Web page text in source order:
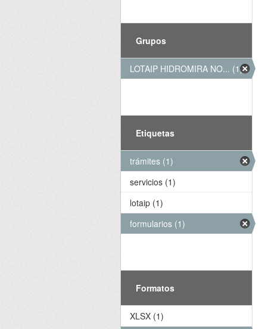
Grupos
LOTAIP HIDROMIRA NO... (1)
Etiquetas
trámites (1)
servicios (1)
lotaip (1)
formularios (1)
Formatos
XLSX (1)